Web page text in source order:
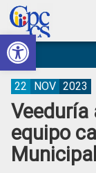
Abrir barra de
Skip
to
primary
navigation
Skip
to
main
content
Skip
to
primary
sidebar
Skip
to
footer
Consejo
de
Control
Construyendo
Poder
Ciudadano
Veeduría
equipo
22 NOV 2023